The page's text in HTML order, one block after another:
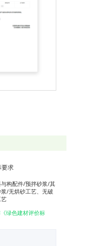
要求
构配件/预拌砂浆/其
/无烘砂工艺、无破
绿色建材评价标